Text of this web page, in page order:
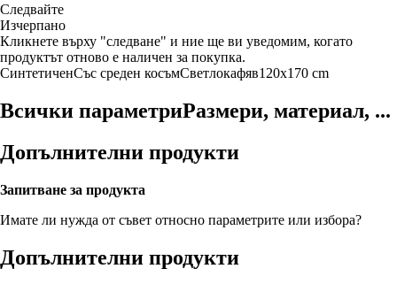
Следвайте
Изчерпанo
Кликнете върху "следване" и ние ще ви уведомим, когато
продуктът отново е наличен за покупка.
СинтетиченСъс среден косъмСветлокафяв120x170 cm
Всички параметриРазмери, материал, ...
Допълнителни продукти
Запитване за продукта
Имате ли нужда от съвет относно параметрите или избора?
Допълнителни продукти